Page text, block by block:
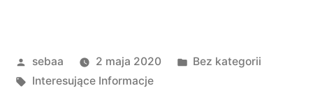
Posted
by
sebaa 2 maja 2020
Posted
Bez kategorii
Tagi:
Interesujące Informacje